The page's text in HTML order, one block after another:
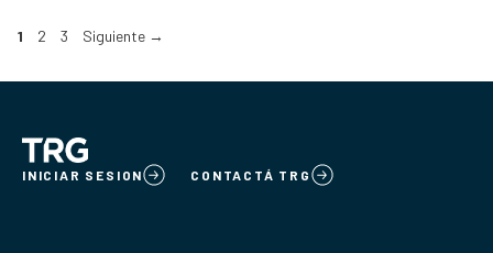
Página
1 Página
2 Página
3 Siguiente →
INICIAR SESION CONTACTÁ TRG